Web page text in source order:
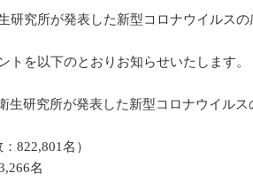
研究所が発表した新型コロナウイルス
トを以下のとおりお知らせいたします。
研究所が発表した新型コロナウイルス
822,801名）
名